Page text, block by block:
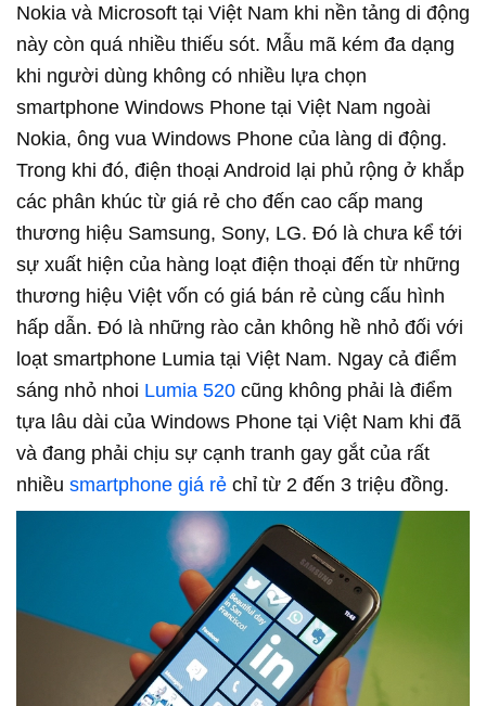
Nokia và Microsoft tại Việt Nam khi nền tảng di động
này còn quá nhiều thiếu sót. Mẫu mã kém đa dạng
khi người dùng không có nhiều lựa chọn
smartphone Windows Phone tại Việt Nam ngoài
Nokia, ông vua Windows Phone của làng di động.
Trong khi đó, điện thoại Android lại phủ rộng ở khắp
các phân khúc từ giá rẻ cho đến cao cấp mang
thương hiệu Samsung, Sony, LG. Đó là chưa kể tới
sự xuất hiện của hàng loạt điện thoại đến từ những
thương hiệu Việt vốn có giá bán rẻ cùng cấu hình
hấp dẫn. Đó là những rào cản không hề nhỏ đối với
loạt smartphone Lumia tại Việt Nam. Ngay cả điểm
sáng nhỏ nhoi Lumia 520 cũng không phải là điểm
tựa lâu dài của Windows Phone tại Việt Nam khi đã
và đang phải chịu sự cạnh tranh gay gắt của rất
nhiều smartphone giá rẻ chỉ từ 2 đến 3 triệu đồng.